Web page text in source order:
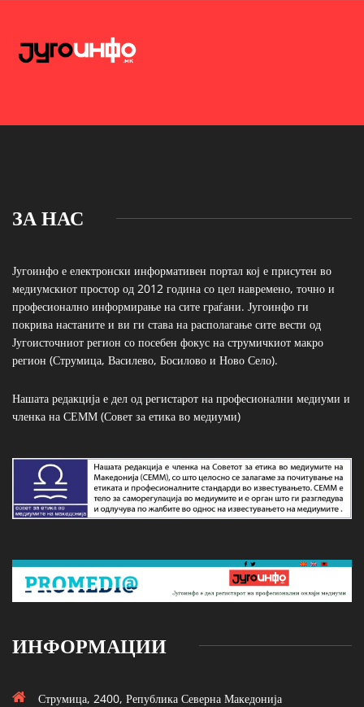
ЗА НАС
Југоинфо е електронски информативен портал кој е присутен во
медиумскиот простор од 2012 година со цел навремено, точно и
професионално информирање на сите граѓани. Југоинфо ги
покрива настаните и ви ги става на располагање сите вести од
Југоисточниот регион со посебен фокус на струмичкиот макро
регион (Струмица, Василево, Босилово и Ново Село).
Нашата редакција е дел од регистарот на професионални медиуми и
членка на СЕММ (Совет за етика во медиуми)
ИНФОРМАЦИИ
Струмица, 2400, Република Северна Македонија